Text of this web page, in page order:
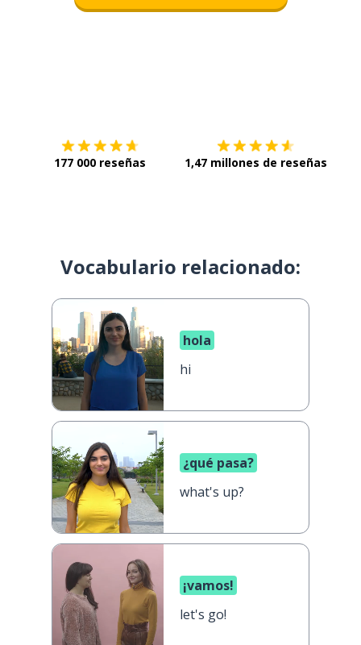
177 000 reseñas 1,47 millones de reseñas
Vocabulario relacionado:
hola
hi
¿qué pasa?
what's up?
¡vamos!
let's go!